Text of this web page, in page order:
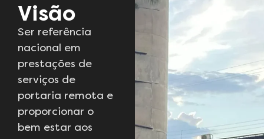
Visão
Ser referência
nacional em
prestações de
serviços de
portaria remota e
proporcionar o
bem estar aos